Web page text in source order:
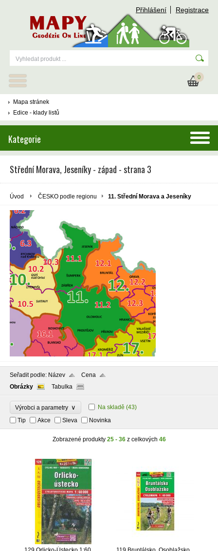
Přihlášení Registrace
0
Mapa stránek
Edice - klady listů
Kategorie
Střední Morava, Jeseníky - západ - strana 3
Úvod ČESKO podle regionu 11. Střední Morava a Jeseníky
Seřadit podle: Název
Cena
Obrázky
Tabulka
Výrobci a parametry ∨ Na skladě (43)
Tip
Akce Sleva Novinka
Zobrazené produkty 25 - 36z celkových 46